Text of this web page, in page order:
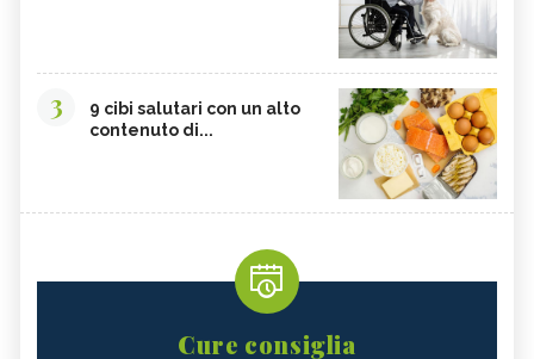
3
9 cibi salutari con un alto
contenuto di...
Cure consiglia